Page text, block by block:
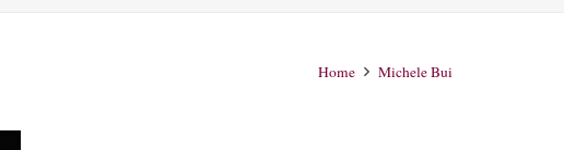
Home Michele Bui